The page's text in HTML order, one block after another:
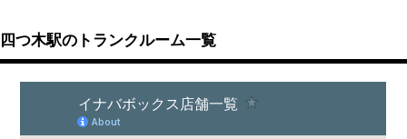
四つ木駅のトランクルーム一覧